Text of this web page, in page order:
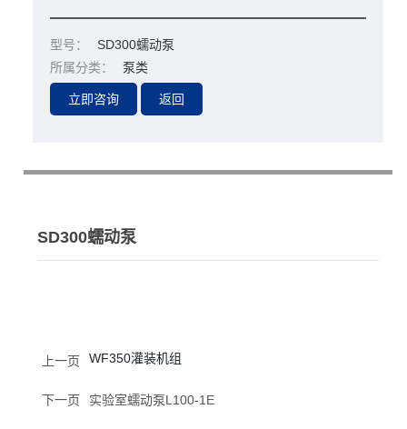
型号：
SD300蠕动泵
所属分类：
泵类
SD300蠕动泵
上一页 WF350灌装机组
下一页 实验室蠕动泵L100-1E